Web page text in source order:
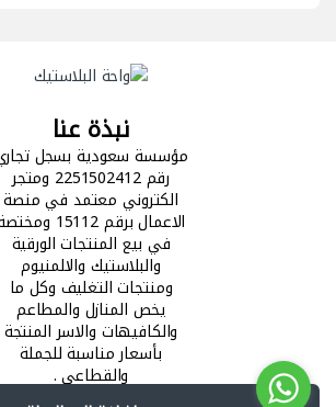
نبذة عنا
مؤسسة سعودية بسجل
رقم 2251502412 ومتجر
الكتروني معتمد في منصة
الاعمال برقم 15112
في بيع المنتجات الورقية
والبلاستيك والالمنيوم
ومنتجات التغليف وكل ما
يخص المنازل والمطاعم
والكافيهات والاسر المنتجة
بأسعار مناسبة للجملة
والقطاعي .